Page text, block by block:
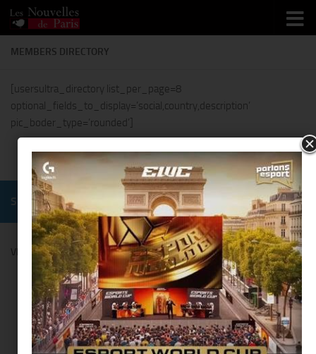
Skip to content
MEMBERS DIRECTORY
[usersultra_directory list_per_page=8
optional_fields_to_display=’social,country,description’
pic_boder_type=’rounded’]
SUIVRE :
VENDANGES MONTAIGNE BY COMITÉ MONTAIGNE